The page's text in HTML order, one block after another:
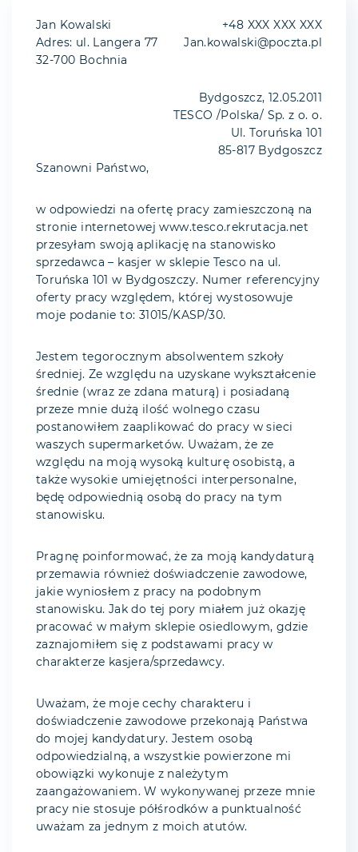
Jan Kowalski
Adres: ul. Langera 77
32-700 Bochnia
+48 XXX XXX XXX
Jan.kowalski@poczta.pl
Bydgoszcz, 12.05.2011
TESCO /Polska/ Sp. z o. o.
Ul. Toruńska 101
85-817 Bydgoszcz
Szanowni Państwo,
w odpowiedzi na ofertę pracy zamieszczoną na
stronie internetowej www.tesco.rekrutacja.net
przesyłam swoją aplikację na stanowisko
sprzedawca – kasjer w sklepie Tesco na ul.
Toruńska 101 w Bydgoszczy. Numer referencyjny
oferty pracy względem, której wystosowuje
moje podanie to: 31015/KASP/30.
Jestem tegorocznym absolwentem szkoły
średniej. Ze względu na uzyskane wykształcenie
średnie (wraz ze zdana maturą) i posiadaną
przeze mnie dużą ilość wolnego czasu
postanowiłem zaaplikować do pracy w sieci
waszych supermarketów. Uważam, że ze
względu na moją wysoką kulturę osobistą, a
także wysokie umiejętności interpersonalne,
będę odpowiednią osobą do pracy na tym
stanowisku.
Pragnę poinformować, że za moją kandydaturą
przemawia również doświadczenie zawodowe,
jakie wyniosłem z pracy na podobnym
stanowisku. Jak do tej pory miałem już okazję
pracować w małym sklepie osiedlowym, gdzie
zaznajomiłem się z podstawami pracy w
charakterze kasjera/sprzedawcy.
Uważam, że moje cechy charakteru i
doświadczenie zawodowe przekonają Państwa
do mojej kandydatury. Jestem osobą
odpowiedzialną, a wszystkie powierzone mi
obowiązki wykonuje z należytym
zaangażowaniem. W wykonywanej przeze mnie
pracy nie stosuje półśrodków a punktualność
uważam za jednym z moich atutów.